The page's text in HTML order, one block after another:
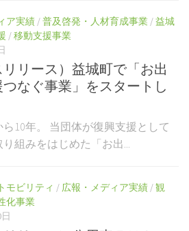
ア実績 /普及啓発・人材育成事業 /益城
/移動支援事業
リリース）益城町で「お出
なぐ事業」をスタートし
10年。 当団体が復興支援として
組みをはじめた「お出...
モビリティ / 広報・メディア実績 /観
化事業